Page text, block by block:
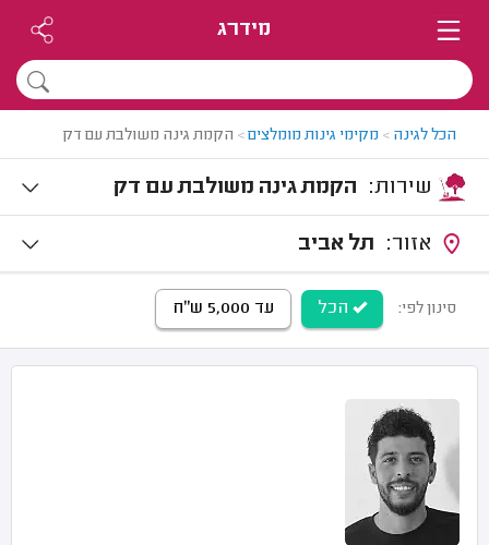
מידרג
הכל לגינה > מקימי גינות מומלצים> הקמת גינה משולבת עם דק
הקמת גינה משולבת עם דק
תל אביב
סינון לפי: הכל עד 5,000 ש"ח